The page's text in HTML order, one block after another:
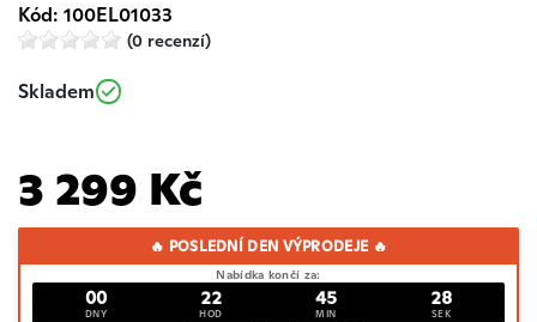
Kód: 100EL01033
(0 recenzí)
Skladem
3 299 Kč
🔥 POSLEDNÍ DEN VÝPRODEJE 🔥
Nabídka končí za:
00
DNY
22
HOD
45
MIN
27
SEK